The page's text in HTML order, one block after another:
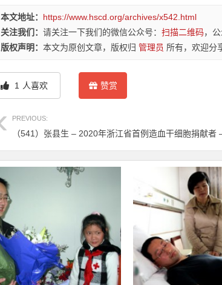
本文地址： https://www.hscd.org/archives/x542.html
关注我们： 请关注一下我们的微信公众号： 扫描二维码，
版权声明： 本文为原创文章，版权归 管理员 所有，欢迎分
1 人喜欢 赞赏
PREVIOUS:
（541）张县生 – 2020年浙江省首例造血干细胞捐献者